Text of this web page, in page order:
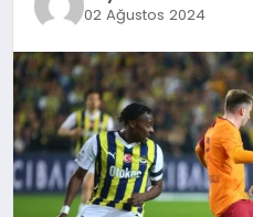
YAŞAM02 Ağustos 2024